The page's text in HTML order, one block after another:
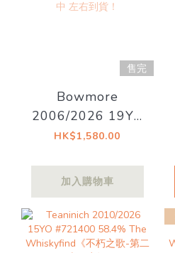
售完
Bowmore
2006/2026 19YO
Bourbon Barrel
Whiskyfind《不朽
章》預計 8月中 左
右到貨！
HK$1,580.00
加入購物車